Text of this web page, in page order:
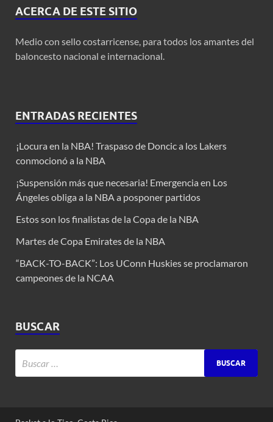
ACERCA DE ESTE SITIO
Medio con sello costarricense, para todos los amantes del
baloncesto nacional e internacional.
ENTRADAS RECIENTES
¡Locura en la NBA! Traspaso de Doncic a los Lakers
conmocionó a la NBA
¡Suspensión más que necesaria! Emergencia en Los
Ángeles obliga a la NBA a posponer partidos
Estos son los finalistas de la Copa de la NBA
Martes de Copa Emirates de la NBA
“BACK-TO-BACK”: Los UConn Huskies se proclamaron
campeones de la NCAA
BUSCAR